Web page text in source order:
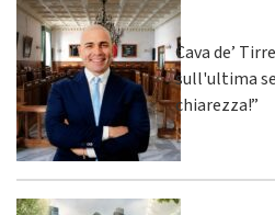
Cava de’
sull'ultima
chiarezza!”